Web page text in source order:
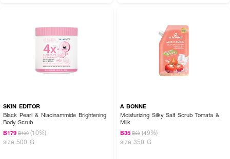
SKIN EDITOR
Black Pearl & Niacinammide Brightening
Body Scrub
฿179 ฿199 (10%)
size 500 G
A BONNE
Moisturizing Silky Salt Scrub Tomata &
Milk
฿35 ฿69 (49%)
size 350 G